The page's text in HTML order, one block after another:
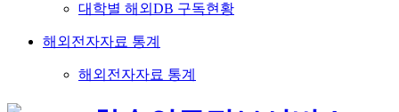
대학별 해외DB 구독현황
해외전자자료 통계
해외전자자료 통계